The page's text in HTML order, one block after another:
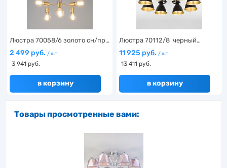
Люстра 70058/6 золото сн/пр…
2 499 руб. / шт
3 941 руб.
в корзину
Люстра 70112/8 черный…
11 925 руб. / шт
13 411 руб.
в корзину
Товары просмотренные вами: